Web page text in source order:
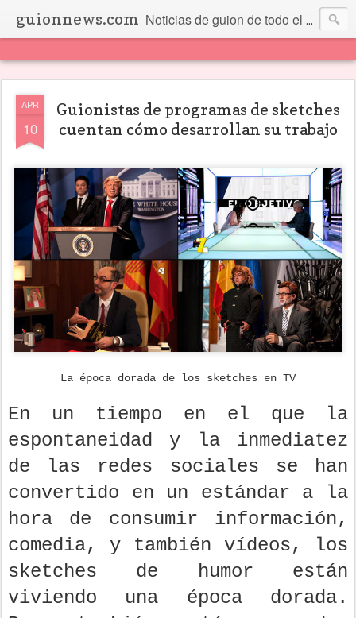
guionnews.com Noticias de guion de todo el mundo... Y más.
APR
10
Guionistas de programas de sketches
cuentan cómo desarrollan su trabajo
La época dorada de los sketches en TV
En un tiempo en el que la
espontaneidad y la inmediatez
de las redes sociales se han
convertido en un estándar a la
hora de consumir información,
comedia, y también vídeos, los
sketches de humor están
viviendo una época dorada.